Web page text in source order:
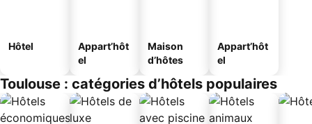
Hôtel
Appart’hôt
el
Maison
d’hôtes
Appart’hôt
el
Toulouse : catégories d’hôtels populaires